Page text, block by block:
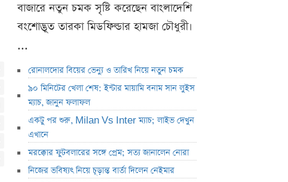
বাজারে নতুন চমক সৃষ্টি করেছেন বাংলাদেশি
বংশোদ্ভূত তারকা মিডফিল্ডার হামজা চৌধুরী।
...
রোনালদোর বিয়ের ভেন্যু ও তারিখ নিয়ে নতুন চমক
৯০ মিনিটের খেলা শেষ: ইন্টার মায়ামি বনাম সান লুইস
ম্যাচ, জানুন ফলাফল
একটু পর শুরু, Milan Vs Inter ম্যাচ; লাইভ দেখুন
এখানে
মরক্কোর ফুটবলারের সঙ্গে প্রেম; সত্য জানালেন নোরা
নিজের ভবিষ্যৎ নিয়ে চূড়ান্ত বার্তা দিলেন নেইমার